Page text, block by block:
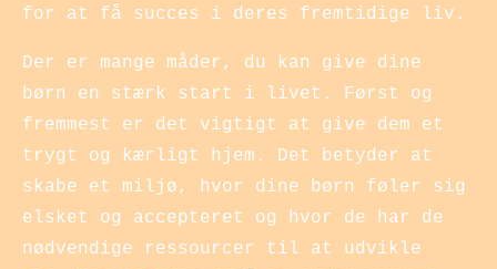
for at få succes i deres fremtidige liv.
Der er mange måder, du kan give dine
børn en stærk start i livet. Først og
fremmest er det vigtigt at give dem et
trygt og kærligt hjem. Det betyder at
skabe et miljø, hvor dine børn føler sig
elsket og accepteret og hvor de har de
nødvendige ressourcer til at udvikle